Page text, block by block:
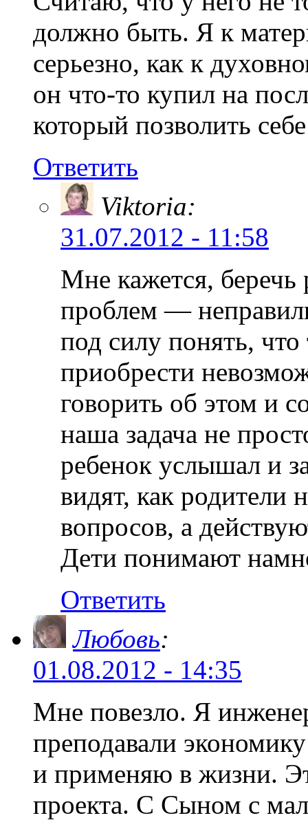
должно быть. Я к
серьезно, как к
он что-то купил на
который позволить
Ответить
Viktoria:
31.07.2012 - 11:58
Мне кажется, беречь
проблем —
под силу понять,
приобрести
говорить об этом и
наша задача не
ребенок услышал и
видят, как родители
вопросов, а
Дети понимают
Ответить
Любовь:
01.08.2012 - 14:35
Мне повезло. Я
преподавали
и применяю в жизни.
проекта. С Сыном с